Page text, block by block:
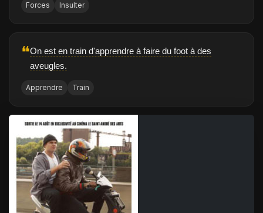
Forces Insulter
❝On est en train d'apprendre à faire du foot à des
aveugles.
Apprendre Train